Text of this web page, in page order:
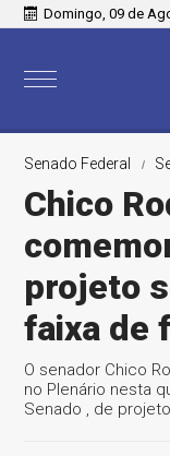
Domingo, 09 de
Senado Federal
Chico
projeto
faixa de
O senador Chico
no Plenário nesta
Senado , de